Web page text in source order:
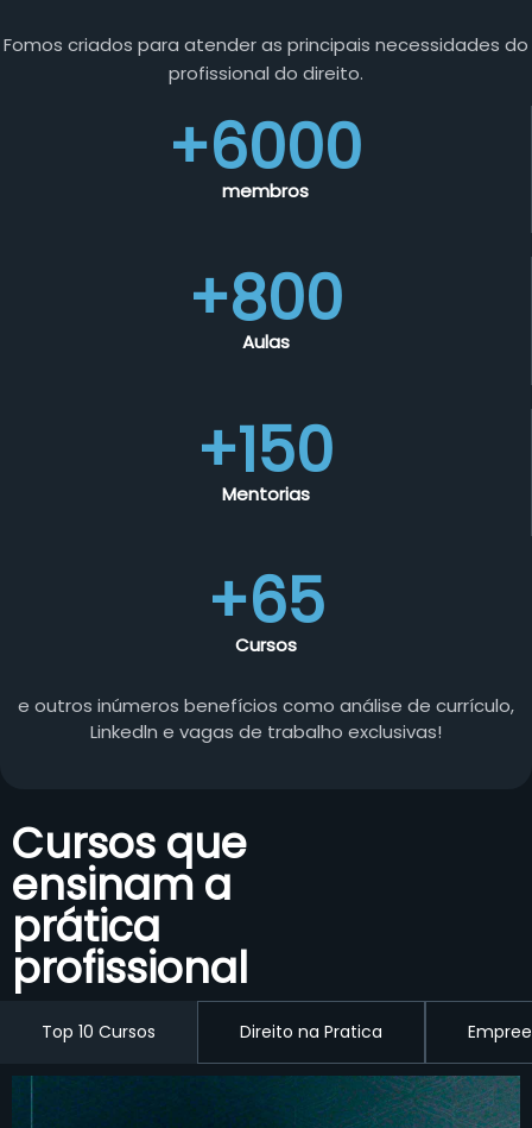
Fomos criados para atender as principais necessidades do
profissional do direito.
+6000
membros
+800
Aulas
+150
Mentorias
+65
Cursos
e outros inúmeros benefícios como análise de currículo,
Linkedln e vagas de trabalho exclusivas!
Cursos que
ensinam a
prática
profissional
Top 10 Cursos Direito na Pratica